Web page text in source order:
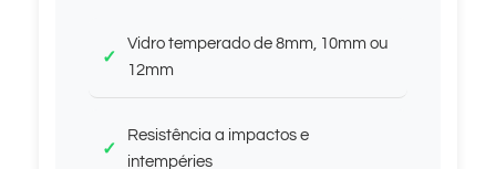
Vidro temperado de 8mm, 10mm ou
12mm
Resistência a impactos e
intempéries